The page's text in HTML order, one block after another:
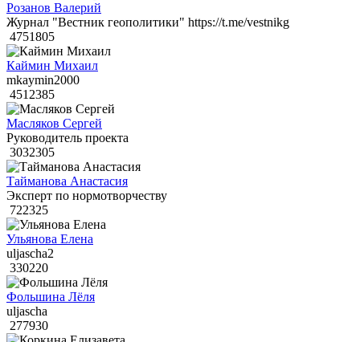
Розанов Валерий
Журнал "Вестник геополитики" https://t.me/vestnikg
4751805
Каймин Михаил
mkaymin2000
4512385
Масляков Сергей
Руководитель проекта
3032305
Тайманова Анастасия
Эксперт по нормотворчеству
722325
Ульянова Елена
uljascha2
330220
Фольшина Лёля
uljascha
277930